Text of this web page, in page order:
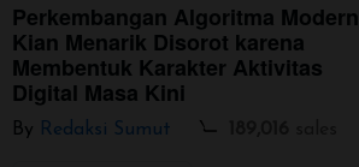
Perkembangan Algoritma Modern
Kian Menarik Disorot karena
Membentuk Karakter Aktivitas
Digital Masa Kini
By Redaksi Sumut